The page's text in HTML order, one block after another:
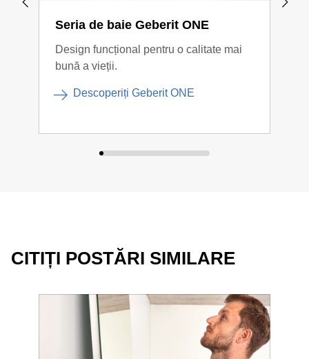
Seria de baie Geberit ONE
Design funcțional pentru o calitate mai
bună a vieții.
Descoperiți Geberit ONE
CITIȚI POSTĂRI SIMILARE